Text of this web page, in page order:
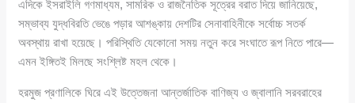
এদিকে ইসরাইলি গণমাধ্যম, সামরিক ও রাজনৈতিক সূত্রের বরাত দিয়ে জানিয়েছে,
সম্ভাব্য যুদ্ধবিরতি ভেঙে পড়ার আশঙ্কায় দেশটির সেনাবাহিনীকে সর্বোচ্চ সতর্ক
অবস্থায় রাখা হয়েছে। পরিস্থিতি যেকোনো সময় নতুন করে সংঘাতে রূপ নিতে পারে—
এমন ইঙ্গিতই মিলছে সংশ্লিষ্ট মহল থেকে।
হরমুজ প্রণালিকে ঘিরে এই উত্তেজনা আন্তর্জাতিক বাণিজ্য ও জ্বালানি সরবরাহের